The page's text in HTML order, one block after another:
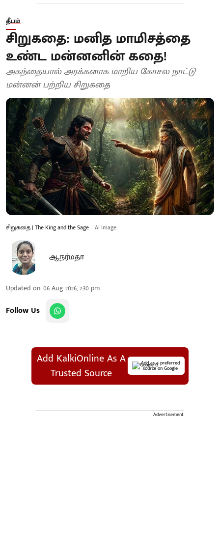
தீபம்
சிறுகதை: மனித மாமிசத்தை
உண்ட மன்னனின் கதை!
அகந்தையால் அரக்கனாக மாறிய கோசல நாட்டு
மன்னன் பற்றிய சிறுகதை
சிறுகதை | The King and the Sage AI Image
ஆ.நர்மதா
Updated on:06 Aug 2026, 2:30 pm
Follow Us
Add KalkiOnline As A
Trusted Source
Add as a preferred
source on Google
Advertisement